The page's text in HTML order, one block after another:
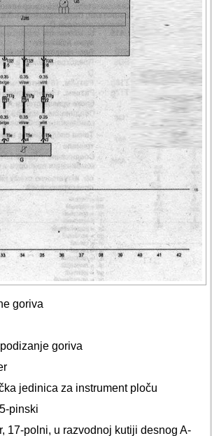
goriva
goriva
jedinica za instrument ploču
pinski
17-polni, u razvodnoj kutiji desnog A-